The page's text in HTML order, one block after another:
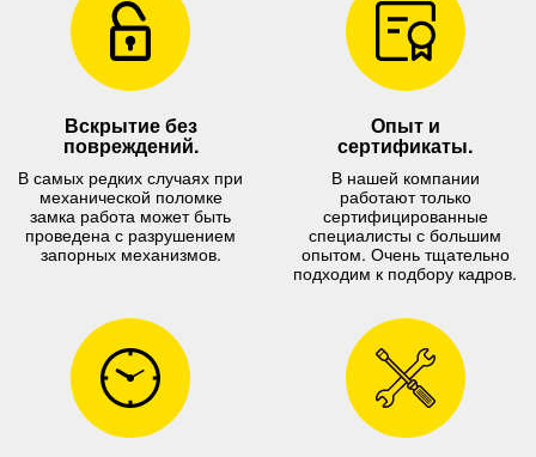
Вскрытие без
повреждений.
В самых редких случаях при
механической поломке
замка работа может быть
проведена с разрушением
запорных механизмов.
Опыт и
сертификаты.
В нашей компании
работают только
сертифицированные
специалисты с большим
опытом. Очень тщательно
подходим к подбору кадров.